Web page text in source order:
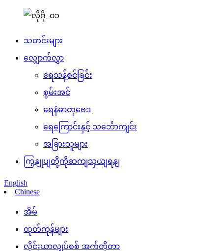
သတင်းများ
လျှောက်လွှာ
ရေသန့်စင်ခြင်း
စွမ်းအင်
ရေနံဓာတုဗေဒ
ရေကြောင်းနှင့် သင်္ဘောကျင်း
အခြားသူများ
ကြှနျုပျတို့ကိုဆကျသှယျရနျ
English
Chinese
အိမ်
ထုတ်ကုန်များ
လိုင်းယာလျှပ်စစ် အက်တိုတာ